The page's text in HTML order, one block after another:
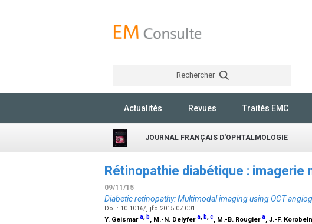
Rechercher
Actualités Revues Traités EMC
JOURNAL FRANÇAIS D'OPHTALMOLOGIE
Rétinopathie diabétique : imagerie
09/11/15
Diabetic retinopathy: Multimodal imaging using OCT
Doi : 10.1016/j.jfo.2015.07.001
Y. Geismara, b, M.-N. Delyfera, b,c, M.-B. Rougiera, J.-F.